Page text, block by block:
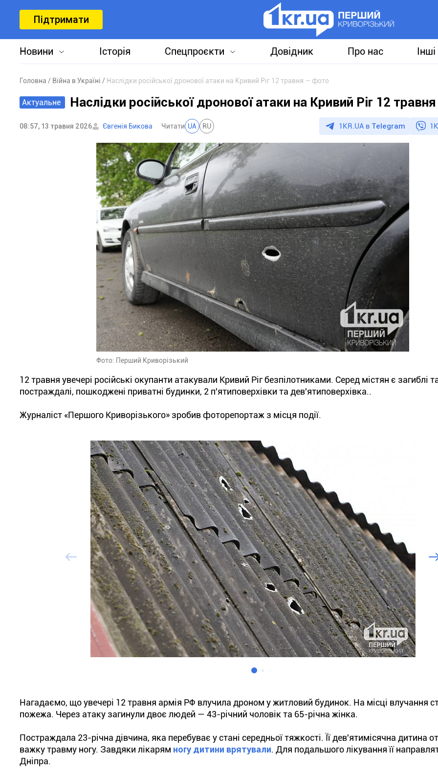
Підтримати
Новини Історія Спецпроєкти Довідник Про нас
Головна Війна в Україні Наслідки російської дронової атаки на Кривий Ріг 12 травня — фото
Актуальне Наслідки російської дронової атаки на Кривий Ріг 12
08:57, 13 травня 2026 Євгенія Бикова Читати UA RU 1KR.UA в Telegram
Фото: Перший Криворізький
12 травня увечері російські окупанти атакували Кривий Ріг безпілотниками. Серед містян є загиблі
постраждалі, пошкоджені приватні будинки, 2 п'ятиповерхівки та дев'ятиповерхівка..
Журналіст «Першого Криворізького» зробив фоторепортаж з місця події.
Нагадаємо, що увечері 12 травня армія РФ влучила дроном у житловий будинок. На місці влучання
пожежа. Через атаку загинули двоє людей — 43-річний чоловік та 65-річна жінка.
Постраждала 23-річна дівчина, яка перебуває у стані середньої тяжкості. Її дев'ятимісячна дитина
важку травму ногу. Завдяки лікарям ногу дитини врятували. Для подальшого лікування її
Дніпра.